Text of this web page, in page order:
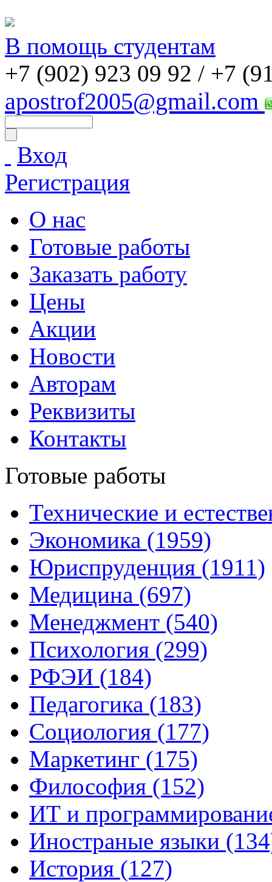
В помощь студентам
+7 (902) 923 09 92 / +7
apostrof2005@gmail.com
Вход
Регистрация
О нас
Готовые работы
Заказать работу
Цены
Акции
Новости
Авторам
Реквизиты
Контакты
Готовые работы
Технические и
Экономика (1959)
Юриспруденция (1911)
Медицина (697)
Менеджмент (540)
Психология (299)
РФЭИ (184)
Педагогика (183)
Социология (177)
Маркетинг (175)
Философия (152)
ИТ и
Иностраные языки
История (127)